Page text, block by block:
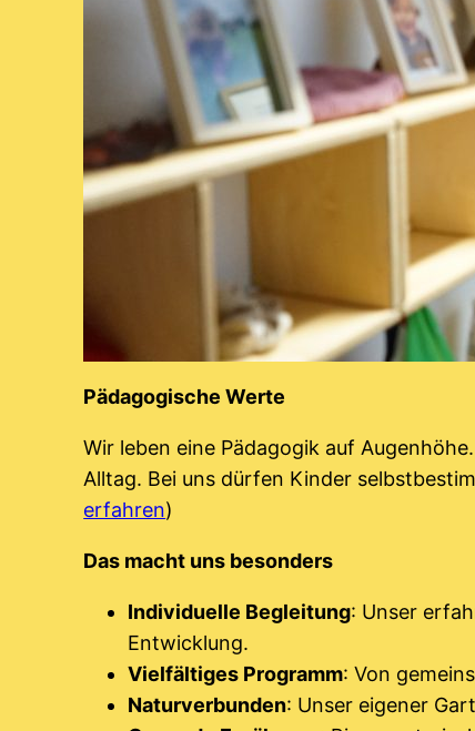
Pädagogische Werte
Wir leben eine Pädagogik auf
Alltag. Bei uns dürfen Kinder
erfahren)
Das macht uns besonders
Individuelle Begleitung: Unser
Entwicklung.
Vielfältiges Programm: Von
Naturverbunden: Unser eigener